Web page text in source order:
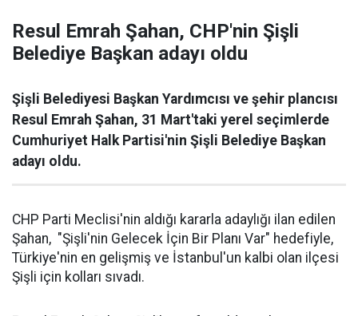
Resul Emrah Şahan, CHP'nin Şişli
Belediye Başkan adayı oldu
Şişli Belediyesi Başkan Yardımcısı ve şehir plancısı
Resul Emrah Şahan, 31 Mart'taki yerel seçimlerde
Cumhuriyet Halk Partisi'nin Şişli Belediye Başkan
adayı oldu.
CHP Parti Meclisi'nin aldığı kararla adaylığı ilan edilen
Şahan, "Şişli'nin Gelecek İçin Bir Planı Var" hedefiyle,
Türkiye'nin en gelişmiş ve İstanbul'un kalbi olan ilçesi
Şişli için kolları sıvadı.